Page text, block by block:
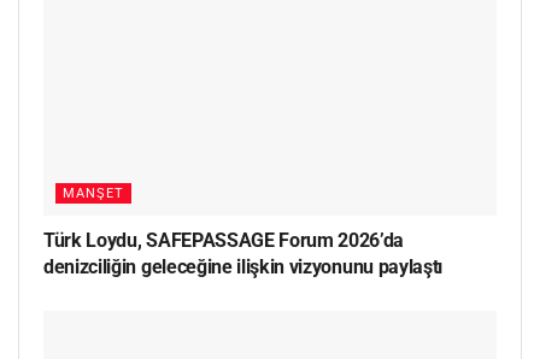
MANŞET
Türk Loydu, SAFEPASSAGE Forum 2026’da
denizciliğin geleceğine ilişkin vizyonunu paylaştı